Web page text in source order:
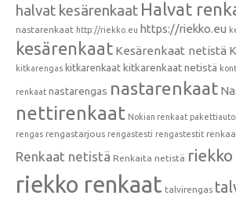
halvat kesärenkaat Halvat
nastarenkaat http://riekko.eu https://riekko.eu
kesärenkaat Kesärenkaat netistä
kitkarengas kitkarenkaat kitkarenkaat netistä
renkaat nastarengas nastarenkaat
nettirenkaat Nokian renkaat
rengas rengastarjous rengastesti rengastestit
Renkaat netistä Renkaita netistä riekko
riekko renkaat talvirengas